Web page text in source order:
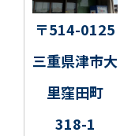
〒514-0125
三重県津市大
里窪田町
318-1